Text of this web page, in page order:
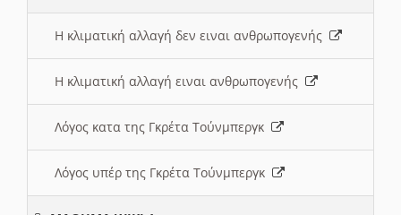
Η κλιματική αλλαγή δεν ειναι ανθρωπογενής
Η κλιματική αλλαγή ειναι ανθρωπογενής
Λόγος κατα της Γκρέτα Τούνμπεργκ
Λόγος υπέρ της Γκρέτα Τούνμπεργκ